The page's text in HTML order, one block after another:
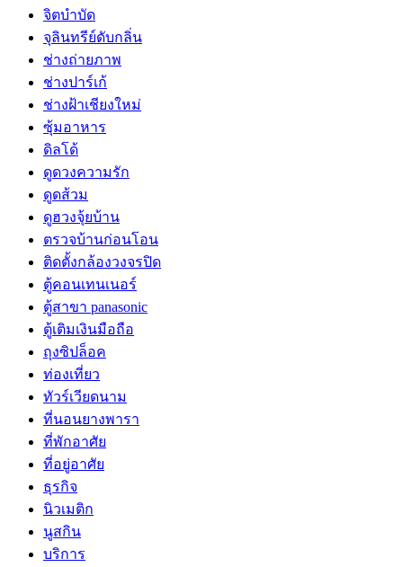
จิตบำบัด
จุลินทรีย์ดับกลิ่น
ช่างถ่ายภาพ
ช่างปาร์เก้
ช่างฝ้าเชียงใหม่
ซุ้มอาหาร
ดิลโด้
ดูดวงความรัก
ดูดส้วม
ดูฮวงจุ้ยบ้าน
ตรวจบ้านก่อนโอน
ติดตั้งกล้องวงจรปิด
ตู้คอนเทนเนอร์
ตู้สาขา panasonic
ตู้เติมเงินมือถือ
ถุงซิปล็อค
ท่องเที่ยว
ทัวร์เวียดนาม
ที่นอนยางพารา
ที่พักอาศัย
ที่อยู่อาศัย
ธุรกิจ
นิวเมติก
นูสกิน
บริการ